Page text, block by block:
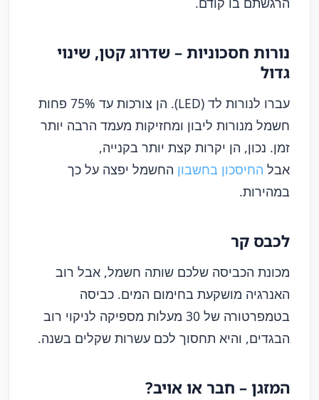
נורות חסכוניות – שדרוג קטן, שינוי
גדול
עברו לנורות לד (LED). הן צורכות עד 75% פחות
חשמל מנורות ליבון ומחזיקות מעמד הרבה יותר
זמן. נכון, הן יקרות קצת יותר בקנייה,
אבל החיסכון בחשבון החשמל יפצה על כך
במהירות.
לכבס קר
מכונת הכביסה שלכם שותה חשמל, אבל רוב
האנרגיה מושקעת בחימום המים. כביסה
בטמפרטורה של 30 מעלות מספיקה לניקוי רוב
הבגדים, והיא תחסוך לכם עשרות שקלים בשנה.
המזגן – חבר או אויב?